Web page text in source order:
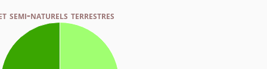
semi-naturels terrestres